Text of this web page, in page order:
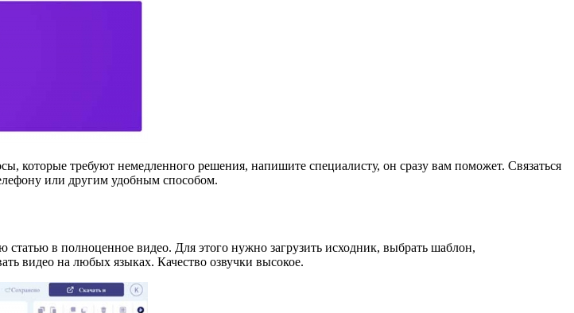
которые требуют немедленного решения, напишите специалисту, он сразу вам поможет. Связаться
или другим удобным способом.
в полноценное видео. Для этого нужно загрузить исходник, выбрать шаблон,
видео на любых языках. Качество озвучки высокое.